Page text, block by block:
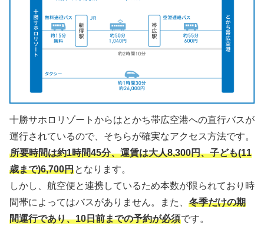
十勝サホロリゾートからはとかち帯広空港への直行バスが
運行されているので、そちらが確実なアクセス方法です。
所要時間は約1時間45分、運賃は大人8,300円、子ども(11
歳まで)6,700円となります。
しかし、航空便と連携しているため本数が限られており時
間帯によってはバスがありません。また、 冬季だけの期
間運行であり、10日前までの予約が必須です。